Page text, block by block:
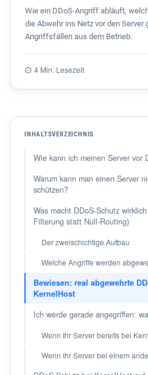
Wie ein DDoS-Angriff abläuft,
die Abwehr ins Netz vor den Server
Angriffsfällen aus dem Betrieb.
4 Min. Lesezeit
INHALTSVERZEICHNIS
Wie kann ich meinen Server vor
Warum kann man einen Server
schützen?
Was macht DDoS-Schutz
Filterung statt Null-Routing)
Der zweischichtige Aufbau
Welche Angriffe werden
Bewiesen: real abgewehrte
KernelHost
Ich werde gerade angegriffen:
Wenn Ihr Server bereits bei
Wenn Ihr Server bei einem